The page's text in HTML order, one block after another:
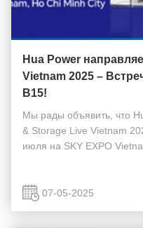
Hua Power
Vietnam 2025 –
B15!
Мы рады объявить, что
& Storage Live Vietnam
июля на SKY EXPO
07-05-2025